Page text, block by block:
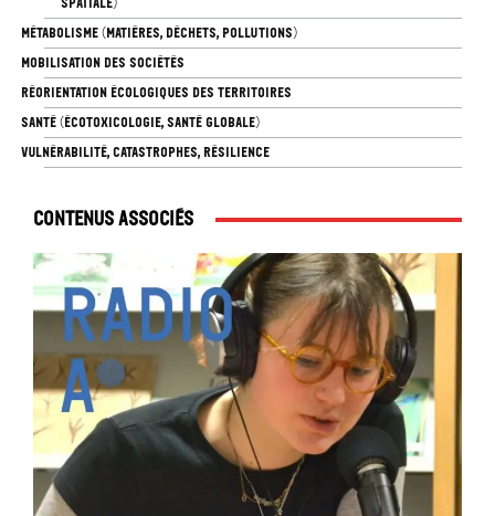
MÉTABOLISME (MATIÈRES, DÉCHETS, POLLUTIONS)
MOBILISATION DES SOCIÉTÉS
RÉORIENTATION ÉCOLOGIQUES DES TERRITOIRES
SANTÉ (ÉCOTOXICOLOGIE, SANTÉ GLOBALE)
VULNÉRABILITÉ, CATASTROPHES, RÉSILIENCE
Contenus associés